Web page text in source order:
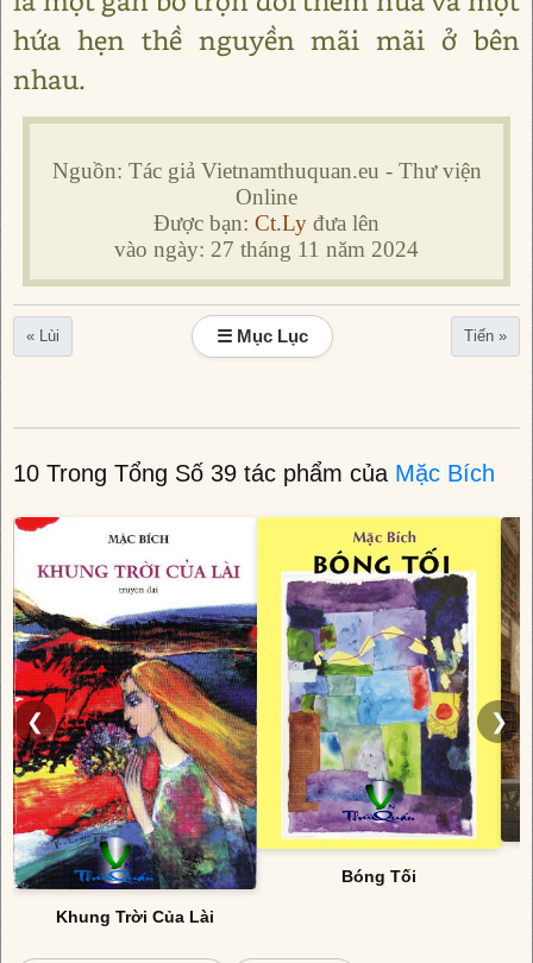
hứa hẹn thề nguyền mãi mãi ở bên
nhau.
Nguồn: Tác giả Vietnamthuquan.eu - Thư viện
Online
Được bạn: Ct.Ly đưa lên
vào ngày: 27 tháng 11 năm 2024
« Lùi ☰ Mục Lục Tiến »
10 Trong Tổng Số 39 tác phẩm của Mặc Bích
❮
Khung Trời Của Lài
Bóng Tối
❯